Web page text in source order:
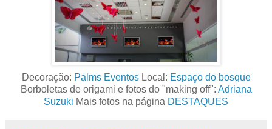
Decoração: Palms EventosLocal: Espaço do bosque
Borboletas de origami e fotos do "making off": Adriana
Suzuki Mais fotos na página DESTAQUES